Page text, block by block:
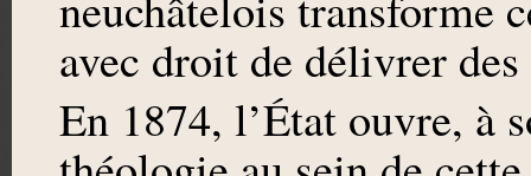
avec droit de délivrer
En 1874, l’État ouvre, à